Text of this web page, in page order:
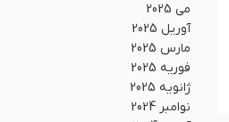
می 2025
آوریل 2025
مارس 2025
فوریه 2025
ژانویه 2025
نوامبر 2024